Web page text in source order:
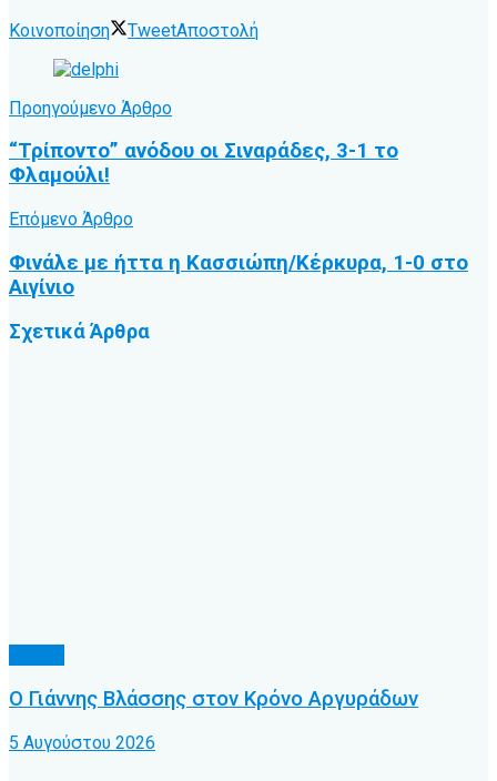
Κοινοποίηση TweetΑποστολή
Προηγούμενο Άρθρο
“Τρίποντο” ανόδου οι Σιναράδες, 3-1 το
Φλαμούλι!
Επόμενο Άρθρο
Φινάλε με ήττα η Κασσιώπη/Κέρκυρα, 1-0 στο
Αιγίνιο
ΣχετικάΆρθρα
Ο Γιάννης Βλάσσης στον Κρόνο Αργυράδων
5 Αυγούστου 2026